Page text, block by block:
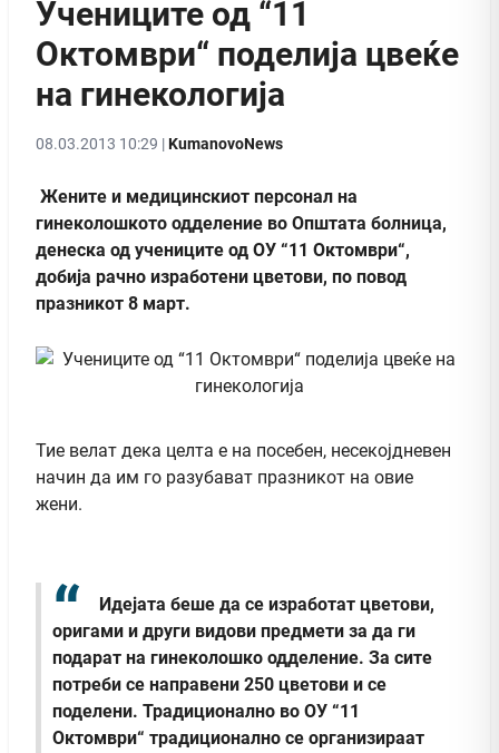
Учениците од “11
Октомври“ поделија цвеќе
на гинекологија
08.03.2013 10:29 |KumanovoNews
Жените и медицинскиот персонал на
гинеколошкото одделение во Општата болница,
денеска од учениците од ОУ “11 Октомври“,
добија рачно изработени цветови, по повод
празникот 8 март.
Тие велат дека целта е на посебен, несекојдневен
начин да им го разубават празникот на овие
жени.
Идејата беше да се изработат цветови,
оригами и други видови предмети за да ги
подарат на гинеколошко одделение. За сите
потреби се направени 250 цветови и се
поделени. Традиционално во ОУ “11
Октомври“ традиционално се организираат